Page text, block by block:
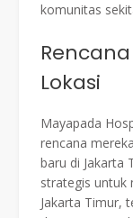
komunitas
Lokasi
Mayapada
rencana
baru di Jakarta
strategis untuk
Jakarta Timur,